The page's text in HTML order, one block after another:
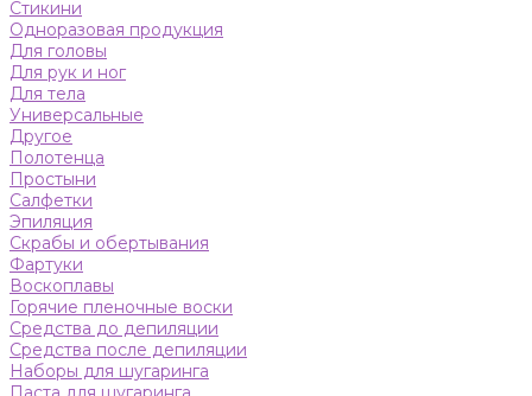
Стикини
Одноразовая продукция
Для головы
Для рук и ног
Для тела
Универсальные
Другое
Полотенца
Простыни
Салфетки
Эпиляция
Скрабы и обертывания
Фартуки
Воскоплавы
Горячие пленочные воски
Средства до депиляции
Средства после депиляции
Наборы для шугаринга